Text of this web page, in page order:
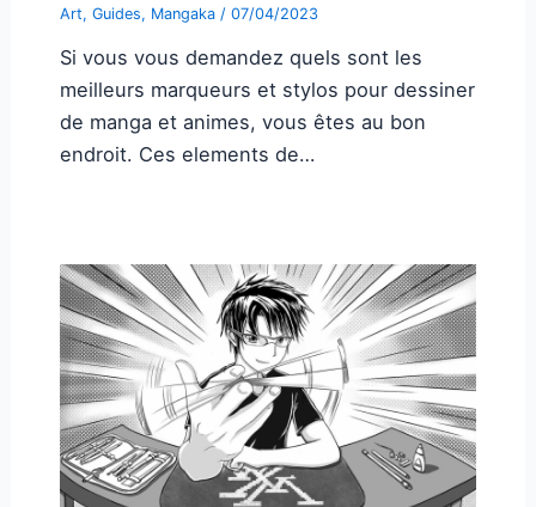
Art, Guides, Mangaka/ 07/04/2023
Si vous vous demandez quels sont les
meilleurs marqueurs et stylos pour dessiner
de manga et animes, vous êtes au bon
endroit. Ces elements de…